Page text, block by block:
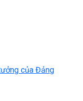
của Đảng